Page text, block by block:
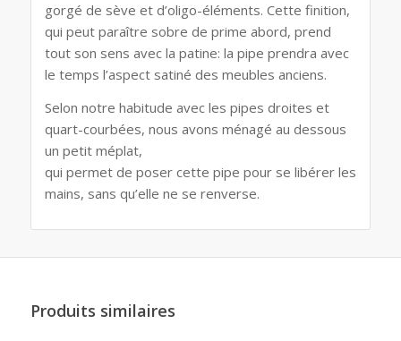
gorgé de sève et d’oligo-éléments. Cette finition,
qui peut paraître sobre de prime abord, prend
tout son sens avec la patine: la pipe prendra avec
le temps l’aspect satiné des meubles anciens.
Selon notre habitude avec les pipes droites et
quart-courbées, nous avons ménagé au dessous
un petit méplat,
qui permet de poser cette pipe pour se libérer les
mains, sans qu’elle ne se renverse.
Produits similaires